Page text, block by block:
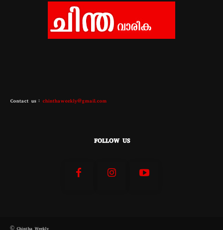
Contact us : chinthaweekly@gmail.com
FOLLOW US